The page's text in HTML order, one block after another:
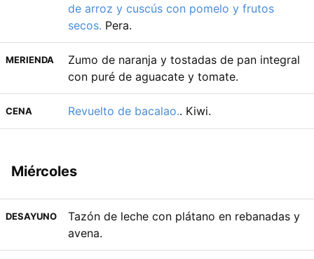
de arroz y cuscús con pomelo y frutos
secos. Pera.
MERIENDA
Zumo de naranja y tostadas de pan integral
con puré de aguacate y tomate.
CENA Revuelto de bacalao.. Kiwi.
Miércoles
DESAYUNO
Tazón de leche con plátano en rebanadas y
avena.